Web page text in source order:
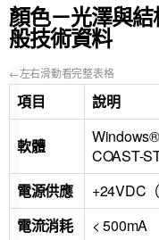
顏色－光澤與
般技術資料
項目 說明
軟體
COAST-
電源供應
+24VDC
電流消耗
< 500mA